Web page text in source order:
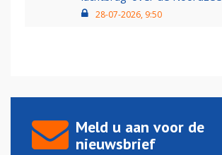
28-07-2026, 9:50
Meld u aan voor de
nieuwsbrief